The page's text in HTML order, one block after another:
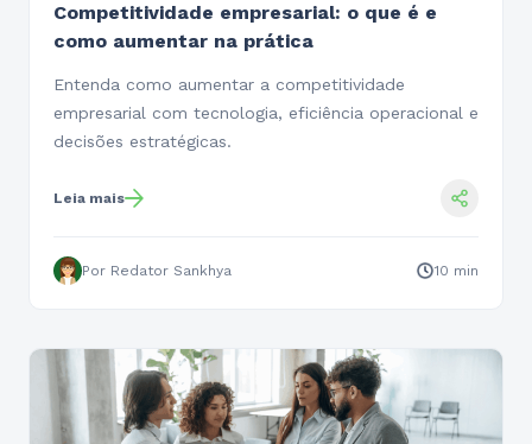
Competitividade empresarial: o que é e
como aumentar na prática
Entenda como aumentar a competitividade
empresarial com tecnologia, eficiência operacional e
decisões estratégicas.
Leia mais
Por Redator Sankhya 10 min